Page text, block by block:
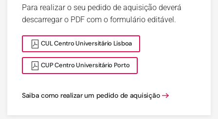
Para realizar o seu pedido de aquisição deverá
descarregar o PDF com o formulário editável.
CUL Centro Universitário Lisboa
CUP Centro Universitário Porto
Saiba como realizar um pedido de aquisição